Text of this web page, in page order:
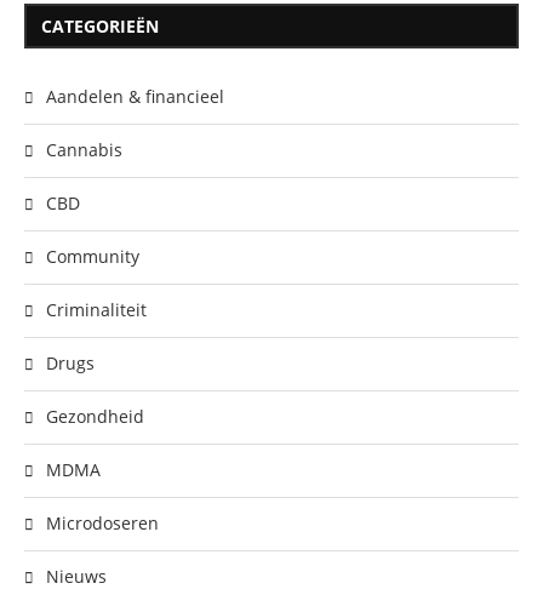
CATEGORIEËN
Aandelen & financieel
Cannabis
CBD
Community
Criminaliteit
Drugs
Gezondheid
MDMA
Microdoseren
Nieuws